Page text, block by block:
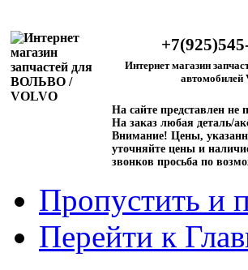
Интернет магазин
автомобилей
На сайте представлен
На заказ любая деталь/
Внимание! Цены,
уточняйте цены и
звонков просьба по
Пропустить и
Перейти к